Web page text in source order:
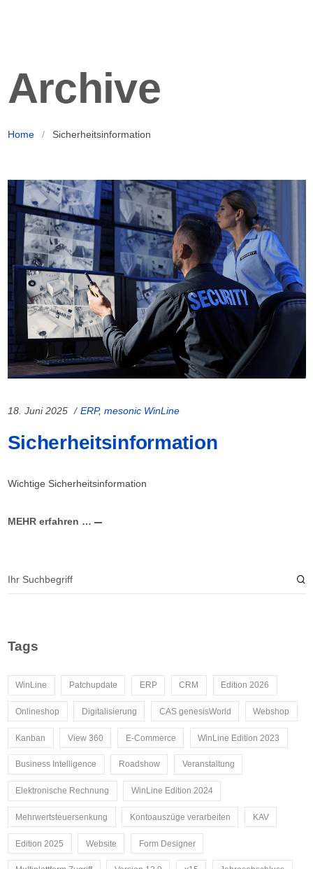
Archive
Home / Sicherheitsinformation
18. Juni 2025 ERP, mesonic WinLine
Sicherheitsinformation
Wichtige Sicherheitsinformation
MEHR erfahren …
Tags
WinLine Patchupdate ERP CRM Edition 2026
Onlineshop Digitalisierung CAS genesisWorld Webshop
Kanban View 360 E-Commerce WinLine Edition 2023
Business Intelligence Roadshow Veranstaltung
Elektronische Rechnung WinLine Edition 2024
Mehrwertsteuersenkung Kontoauszüge verarbeiten KAV
Edition 2025 Website Form Designer